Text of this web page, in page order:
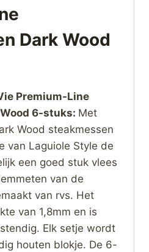
Dark Wood
Premium-Line
6-stuks: Met
Wood steakmessen
van Laguiole Style de
een goed stuk vlees
van de
van rvs. Het
van 1,8mm en is
Elk setje wordt
houten blokje. De 6-